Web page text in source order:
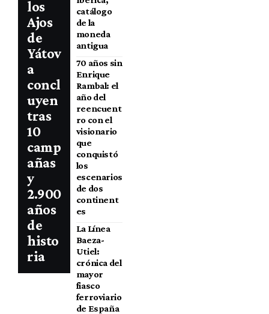
los
Ajos
de
Yátov
a
concl
uyen
tras
10
camp
añas
y
2.900
años
de
histo
ria
catálogo
de la
moneda
antigua
70 años sin
Enrique
Rambal: el
año del
reencuent
ro con el
visionario
que
conquistó
los
escenarios
de dos
continent
es
La Línea
Baeza-
Utiel:
crónica del
mayor
fiasco
ferroviario
de España